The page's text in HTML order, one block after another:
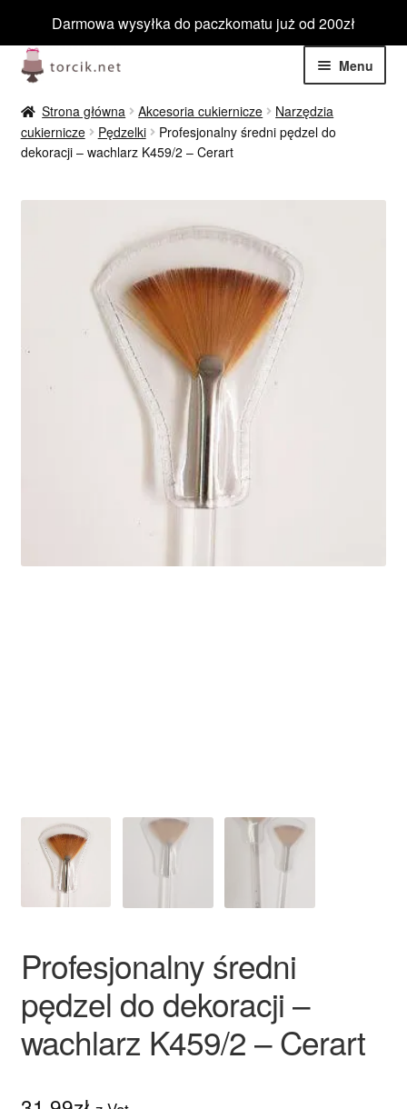
Darmowa wysyłka do paczkomatu już od 200zł
Przejdź
do
nawigacji
Przejdź
do
treści
Menu
Jadalne
Niejadalne
Barwniki spożywcze
Rozwiń
Wyprzedaż
Ozdoby na tort weselny
Strona główna Akcesoria cukiernicze
Narzędzia
cukiernicze
Pędzelki
Profesjonalny średni pędzel do
dekoracji – wachlarz K459/2 – Cerart
Profesjonalny średni
pędzel do dekoracji –
wachlarz K459/2 – Cerart